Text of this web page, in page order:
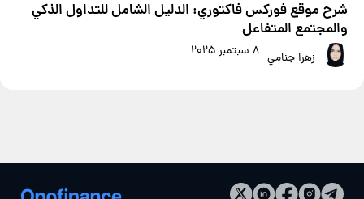
شرح موقع فوركس فاكتوري: الدليل الشامل للتداول الذكي
والمجتمع المتفاعل
زهرا جنامي 8 سبتمبر 2025